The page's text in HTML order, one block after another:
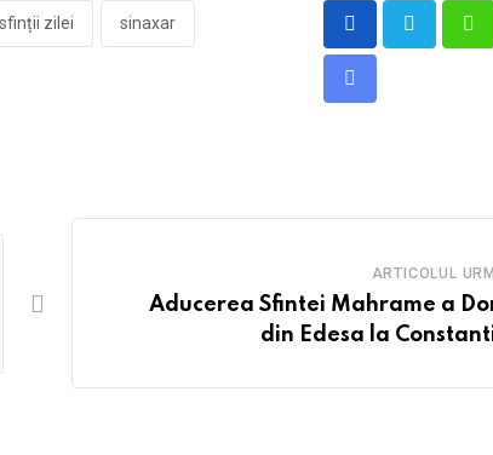
sfinții zilei sinaxar
Share
ARTICOLUL
Aducerea Sfintei Mahrame a
din Edesa la